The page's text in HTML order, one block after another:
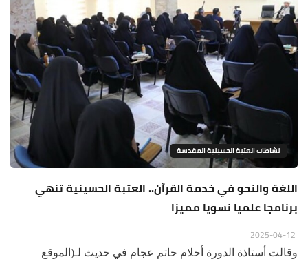
نشاطات العتبة الحسينية المقدسة
اللغة والنحو في خدمة القرآن.. العتبة الحسينية تنهي
برنامجا علميا نسويا مميزا
وقالت أستاذة الدورة أحلام حاتم عجام في حديث لـ(الموقع